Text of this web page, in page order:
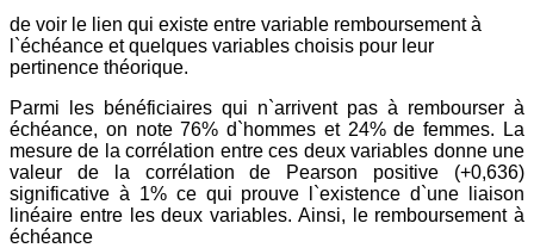
de voir le lien qui existe entre variable remboursement à
l`échéance et quelques variables choisis pour leur
pertinence théorique.
Parmi les bénéficiaires qui n`arrivent pas à rembourser à
échéance, on note 76% d`hommes et 24% de femmes. La
mesure de la corrélation entre ces deux variables donne une
valeur de la corrélation de Pearson positive (+0,636)
significative à 1% ce qui prouve l`existence d`une liaison
linéaire entre les deux variables. Ainsi, le remboursement à
échéance